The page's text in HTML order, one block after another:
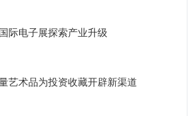
际电子展探索产业升级
艺术品为投资收藏开辟新渠道